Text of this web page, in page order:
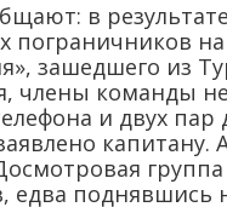
в
пограничников
зашедшего из
члены команды
и двух пар
капитану.
едва поднявшись